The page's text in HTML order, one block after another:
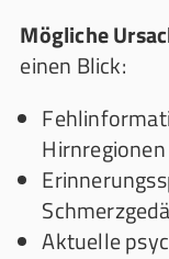
Mögliche
einen Blick:
Hirnregionen
Aktuelle